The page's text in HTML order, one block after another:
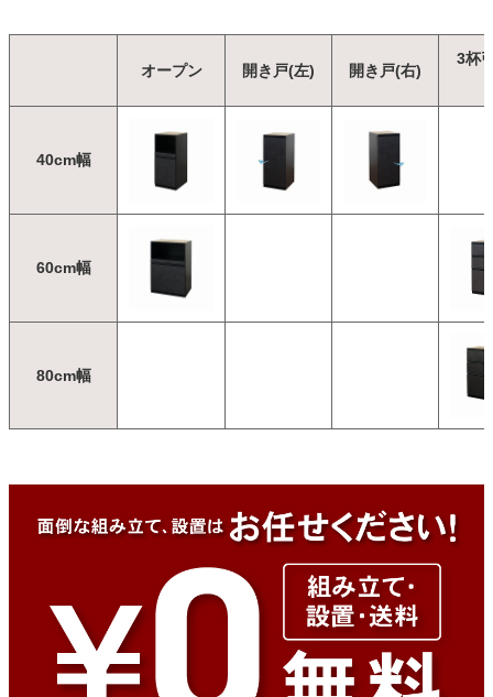
オープン 開き戸(左) 開き戸(右)
3杯
40cm幅
60cm幅
80cm幅